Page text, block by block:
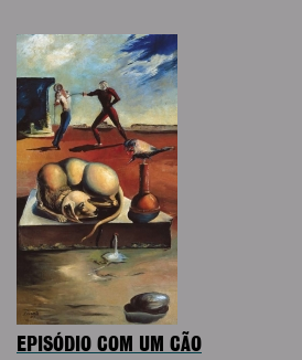
EPISÓDIO COM UM CÃO